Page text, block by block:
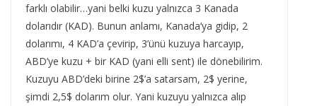
farklı olabilir…yani belki kuzu yalnızca 3 Kanada
dolarıdır (KAD). Bunun anlamı, Kanada’ya gidip, 2
dolarımı, 4 KAD’a çevirip, 3’ünü kuzuya harcayıp,
ABD’ye kuzu + bir KAD (yani elli sent) ile dönebilirim.
Kuzuyu ABD’deki birine 2$’a satarsam, 2$ yerine,
şimdi 2,5$ dolarım olur. Yani kuzuyu yalnızca alıp